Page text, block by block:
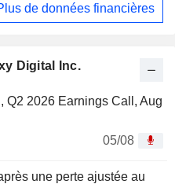
Digital Inc.
Q2 2026 Earnings Call, Aug
05/08
une perte ajustée au
de données financières